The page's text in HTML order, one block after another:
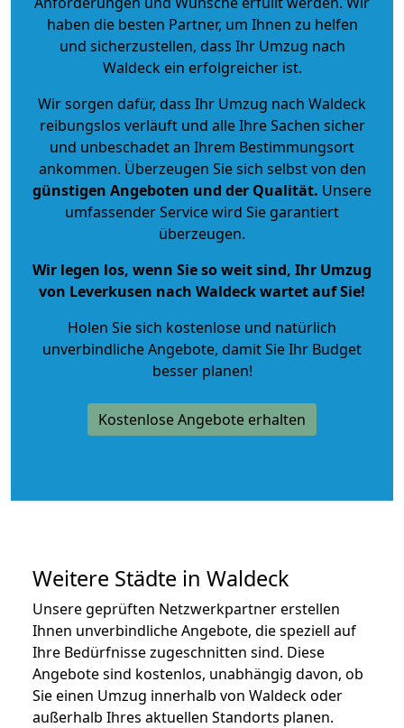
haben die besten Partner, um Ihnen zu helfen
und sicherzustellen, dass Ihr Umzug nach
Waldeck ein erfolgreicher ist.
Wir sorgen dafür, dass Ihr Umzug nach Waldeck
reibungslos verläuft und alle Ihre Sachen sicher
und unbeschadet an Ihrem Bestimmungsort
ankommen. Überzeugen Sie sich selbst von den
günstigen Angeboten und der Qualität. Unsere
umfassender Service wird Sie garantiert
überzeugen.
Wir legen los, wenn Sie so weit sind, Ihr Umzug
von Leverkusen nach Waldeck wartet auf Sie!
Holen Sie sich kostenlose und natürlich
unverbindliche Angebote, damit Sie Ihr Budget
besser planen!
Kostenlose Angebote erhalten
Weitere Städte in Waldeck
Unsere geprüften Netzwerkpartner erstellen
Ihnen unverbindliche Angebote, die speziell auf
Ihre Bedürfnisse zugeschnitten sind. Diese
Angebote sind kostenlos, unabhängig davon, ob
Sie einen Umzug innerhalb von Waldeck oder
außerhalb Ihres aktuellen Standorts planen.